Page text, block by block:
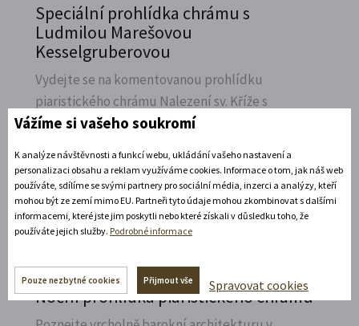
Speciální prohlídka chrámu s
Ludmilou Marešovou
Kesselgruberovou
Vydejte se na komentovanou prohlídku
piaristického chrámu Nalezení sv. Kříže s
Ludmilou Marešovou Kesselgruberovou a
výzdobu z trochu jiné perspektivy.
Rozbalte si další akce
7. 8. 2026
Noční prohlídka piaristického chrámu
Vážíme si vašeho soukromí
K analýze návštěvnosti a funkcí webu, ukládání vašeho nastavení a
personalizaci obsahu a reklam využíváme cookies. Informace o tom, jak náš web
používáte, sdílíme se svými partnery pro sociální média, inzerci a analýzy, kteří
mohou být ze zemí mimo EU. Partneři tyto údaje mohou zkombinovat s dalšími
informacemi, které jste jim poskytli nebo které získali v důsledku toho, že
používáte jejich služby. Podrobné informace
Pouze nezbytné cookies Přijmout vše Spravovat cookies